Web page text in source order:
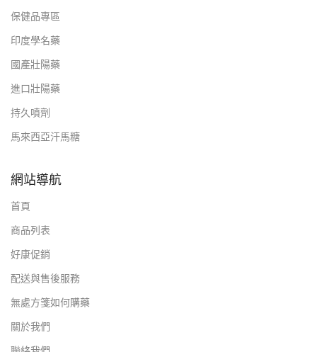
保健品專區
印度學名藥
國產壯陽藥
進口壯陽藥
持久噴劑
馬來西亞汗馬糖
網站導航
首頁
商品列表
好康促銷
配送與售後服務
無處方箋如何購藥
關於我們